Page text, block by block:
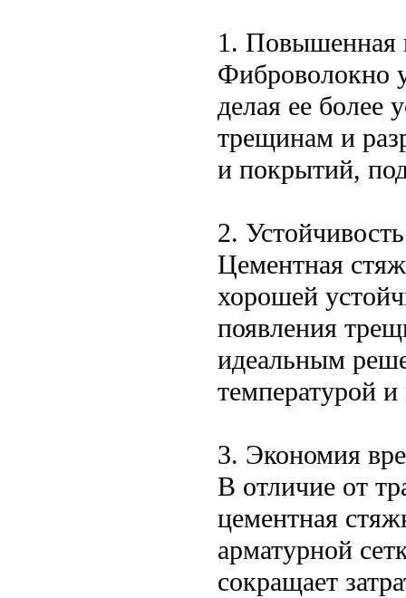
1. Повышенная
Фиброволокно
делая ее более
трещинам и
и покрытий,
2.
Цементная
хорошей
появления
идеальным
температурой
3. Экономия
В отличие от
цементная
арматурной
сокращает